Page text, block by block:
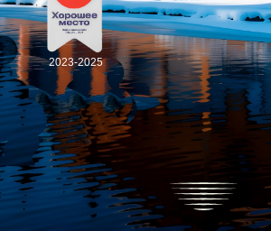
2023-2025